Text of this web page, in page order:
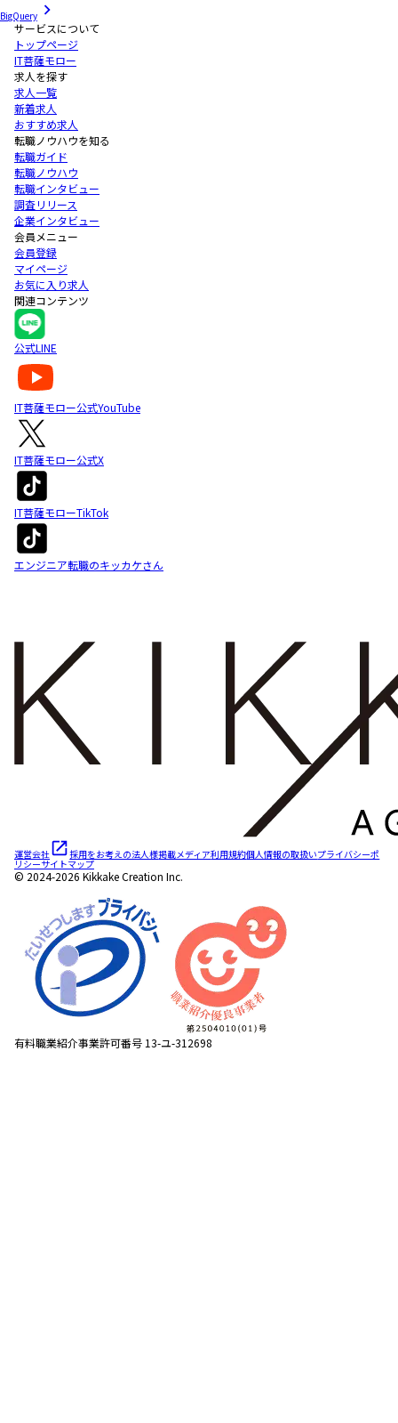
BigQuery
サービスについて
トップページ
IT菩薩モロー
求人を探す
求人一覧
新着求人
おすすめ求人
転職ノウハウを知る
転職ガイド
転職ノウハウ
転職インタビュー
調査リリース
企業インタビュー
会員メニュー
会員登録
マイページ
お気に入り求人
関連コンテンツ
公式LINE
IT菩薩モロー公式YouTube
IT菩薩モロー公式X
IT菩薩モローTikTok
エンジニア転職のキッカケさん
運営会社 採用をお考えの法人様掲載メディア利用規約個人情報の取扱いプライバシーポ
リシーサイトマップ
© 2024-2026 Kikkake Creation Inc.
有料職業紹介事業許可番号 13-ユ-312698